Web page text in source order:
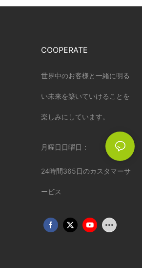
COOPERATE
世界中のお客様と一緒に明る
い未来を築いていけることを
楽しみにしています。
月曜日日曜日：
24時間365日のカスタマーサ
ービス